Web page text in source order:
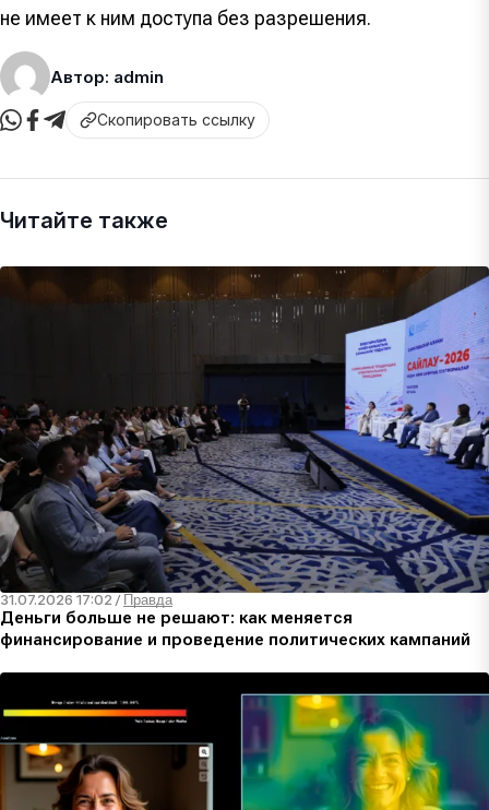
не имеет к ним доступа без разрешения.
Автор: admin
Скопировать ссылку
Читайте также
31.07.2026 17:02 / Правда
Деньги больше не решают: как меняется
финансирование и проведение политических кампаний